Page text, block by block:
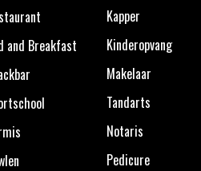
and Breakfast
Kapper
Kinderopvang
Makelaar
Tandarts
Notaris
Pedicure